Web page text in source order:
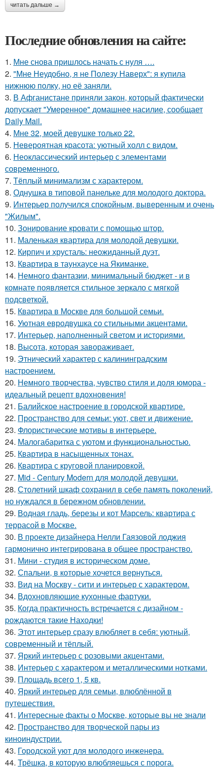
читать дальше →
Последние обновления на сайте:
1. Мне снова пришлось начать с нуля ….
2. "Мне Неудобно, я не Полезу Наверх": я купила
нижнюю полку, но её заняли.
3. В Афганистане приняли закон, который фактически
допускает "Умеренное" домашнее насилие, сообщает
Daily Mail.
4. Мне 32, моей девушке только 22.
5. Невероятная красота: уютный холл с видом.
6. Неоклассический интерьер с элементами
современного.
7. Тёплый минимализм с характером.
8. Однушка в типовой панельке для молодого доктора.
9. Интерьер получился спокойным, выверенным и очень
"Жилым".
10. Зонирование кровати с помощью штор.
11. Маленькая квартира для молодой девушки.
12. Кирпич и хрусталь: неожиданный дуэт.
13. Квартира в таунхаусе на Якиманке.
14. Немного фантазии, минимальный бюджет - и в
комнате появляется стильное зеркало с мягкой
подсветкой.
15. Квартира в Москве для большой семьи.
16. Уютная евродвушка со стильными акцентами.
17. Интерьер, наполненный светом и историями.
18. Высота, которая завораживает.
19. Этнический характер с калининградским
настроением.
20. Немного творчества, чувство стиля и доля юмора -
идеальный рецепт вдохновения!
21. Балийское настроение в городской квартире.
22. Пространство для семьи: уют, свет и движение.
23. Флористические мотивы в интерьере.
24. Малогабаритка с уютом и функциональностью.
25. Квартира в насыщенных тонах.
26. Квартира с круговой планировкой.
27. Mid - Century Modern для молодой девушки.
28. Столетний шкаф сохранил в себе память поколений,
но нуждался в бережном обновлении.
29. Водная гладь, березы и кот Марсель: квартира с
террасой в Москве.
30. В проекте дизайнера Нелли Гаязовой лоджия
гармонично интегрирована в общее пространство.
31. Мини - студия в историческом доме.
32. Спальни, в которые хочется вернуться.
33. Вид на Москву - сити и интерьер с характером.
34. Вдохновляющие кухонные фартуки.
35. Когда практичность встречается с дизайном -
рождаются такие Находки!
36. Этот интерьер сразу влюбляет в себя: уютный,
современный и тёплый.
37. Яркий интерьер с розовыми акцентами.
38. Интерьер с характером и металлическими нотками.
39. Площадь всего 1, 5 кв.
40. Яркий интерьер для семьи, влюблённой в
путешествия.
41. Интересные факты о Москве, которые вы не знали
42. Пространство для творческой пары из
киноиндустрии.
43. Городской уют для молодого инженера.
44. Трёшка, в которую влюбляешься с порога.